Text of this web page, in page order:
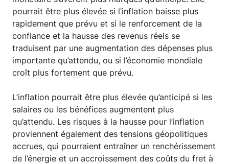
pourrait être plus élevée si l’inflation baisse plus
rapidement que prévu et si le renforcement de la
confiance et la hausse des revenus réels se
traduisent par une augmentation des dépenses plus
importante qu’attendu, ou si l’économie mondiale
croît plus fortement que prévu.
L’inflation pourrait être plus élevée qu’anticipé si les
salaires ou les bénéfices augmentent plus
qu’attendu. Les risques à la hausse pour l’inflation
proviennent également des tensions géopolitiques
accrues, qui pourraient entraîner un renchérissement
de l’énergie et un accroissement des coûts du fret à